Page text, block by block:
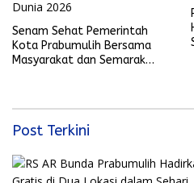
Senam Sehat Pemerintah
Kota Prabumulih Bersama
Masyarakat dan Semarak
Post Terkini